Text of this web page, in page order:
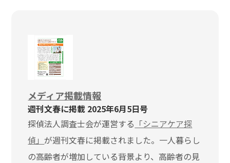
メディア掲載情報
週刊文春に掲載 2025年6月5日号
探偵法人調査士会が運営する 「シニアケア探
偵」が週刊文春に掲載されました。一人暮らし
の高齢者が増加している背景より、高齢者の見